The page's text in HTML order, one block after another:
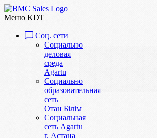
Меню KDT
Соц. сети
Социально
деловая
среда
Agartu
Социально
образовательная
сеть
Отан Бiлiм
Социальная
сеть Agartu
г. Астана